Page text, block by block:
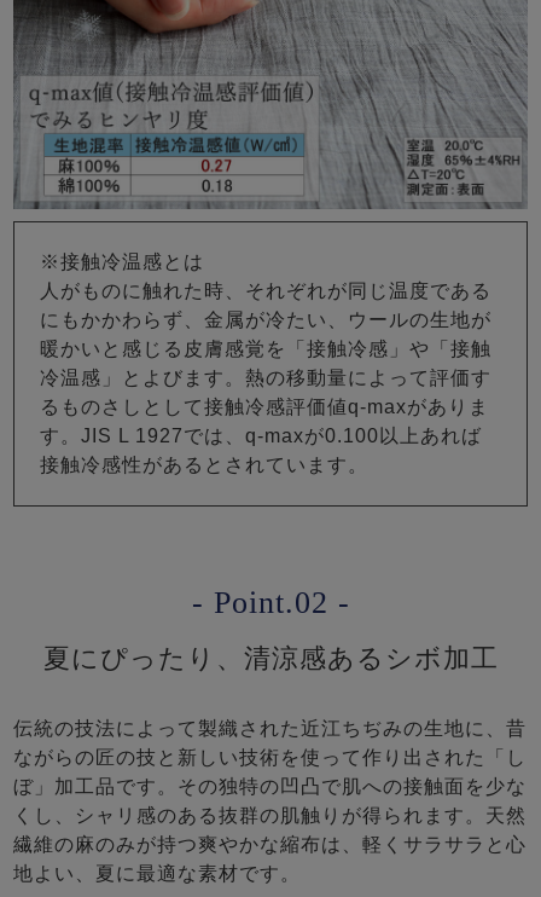
※接触冷温感とは
人がものに触れた時、それぞれが同じ温度である
にもかかわらず、金属が冷たい、ウールの生地が
暖かいと感じる皮膚感覚を「接触冷感」や「接触
冷温感」とよびます。熱の移動量によって評価す
るものさしとして接触冷感評価値q-maxがありま
す。JIS L 1927では、q-maxが0.100以上あれば
接触冷感性があるとされています。
- Point.02 -
夏にぴったり、清涼感あるシボ加工
伝統の技法によって製織された近江ちぢみの生地に、昔
ながらの匠の技と新しい技術を使って作り出された「し
ぼ」加工品です。その独特の凹凸で肌への接触面を少な
くし、シャリ感のある抜群の肌触りが得られます。天然
繊維の麻のみが持つ爽やかな縮布は、軽くサラサラと心
地よい、夏に最適な素材です。